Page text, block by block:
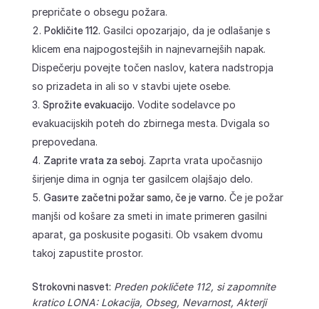
prepričate o obsegu požara.
Pokličite 112. Gasilci opozarjajo, da je odlašanje s
klicem ena najpogostejših in najnevarnejših napak.
Dispečerju povejte točen naslov, katera nadstropja
so prizadeta in ali so v stavbi ujete osebe.
Sprožite evakuacijo. Vodite sodelavce po
evakuacijskih poteh do zbirnega mesta. Dvigala so
prepovedana.
Zaprite vrata za seboj. Zaprta vrata upočasnijo
širjenje dima in ognja ter gasilcem olajšajo delo.
Gasите začetni požar samo, če je varno. Če je požar
manjši od košare za smeti in imate primeren gasilni
aparat, ga poskusite pogasiti. Ob vsakem dvomu
takoj zapustite prostor.
Strokovni nasvet: Preden pokličete 112, si zapomnite
kratico LONA: Lokacija, Obseg, Nevarnost, Akterji